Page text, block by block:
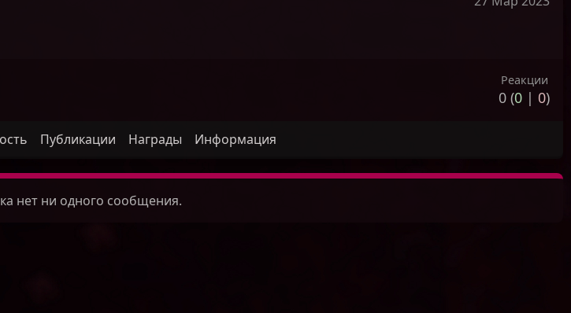
Реакции
0 (0 | 0)
Публикации Награды Информация
нет ни одного сообщения.